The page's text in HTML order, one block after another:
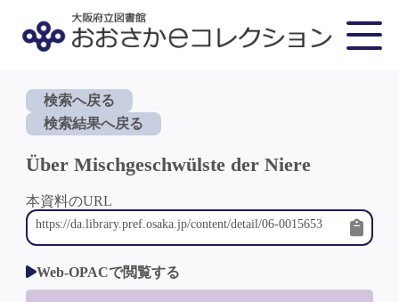
検索へ戻る
検索結果へ戻る
Über Mischgeschwülste der Niere
本資料のURL
Web-OPACで閲覧する